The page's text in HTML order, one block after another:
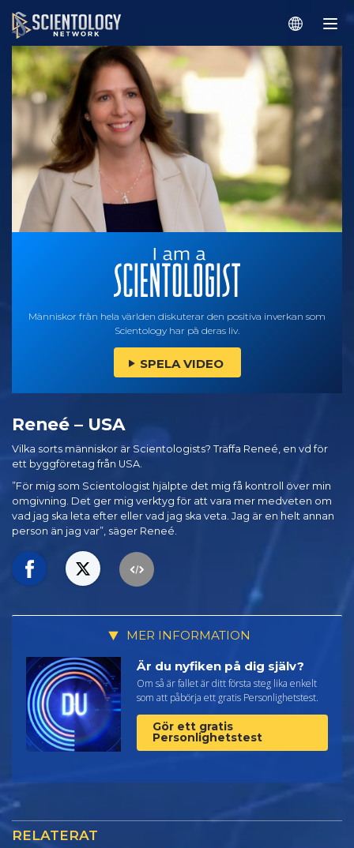
Människor från hela världen diskuterar den positiva inverkan som
Scientology har på deras liv.
SPELA VIDEO
Reneé – USA
Vilka sorts människor är Scientologists? Träffa Reneé, en vd för
ett byggföretag från USA.
”För mig som Scientologist hjälpte det mig få kontroll över min
omgivning. Det ger mig verktyg för att vara mer medveten om
vad jag ska leta efter eller vad jag ska veta. Jag är en helt annan
person än jag var”, säger Reneé.
MER INFORMATION
Är du nyfiken på dig själv?
Om så är fallet är ditt första steg lika enkelt
som att påbörja ett gratis Personlighetstest.
Gör ett gratis
Personlighetstest
RELATERAT